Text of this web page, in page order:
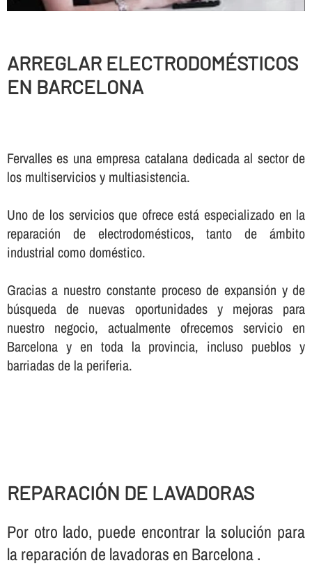
ARREGLAR ELECTRODOMÉSTICOS
EN BARCELONA
Fervalles es una empresa catalana dedicada al sector de
los multiservicios y multiasistencia.
Uno de los servicios que ofrece está especializado en la
reparación de electrodomésticos, tanto de ámbito
industrial como doméstico.
Gracias a nuestro constante proceso de expansión y de
búsqueda de nuevas oportunidades y mejoras para
nuestro negocio, actualmente ofrecemos servicio en
Barcelona y en toda la provincia, incluso pueblos y
barriadas de la periferia.
REPARACIÓN DE LAVADORAS
Por otro lado, puede encontrar la solución para
la reparación de lavadoras en Barcelona .